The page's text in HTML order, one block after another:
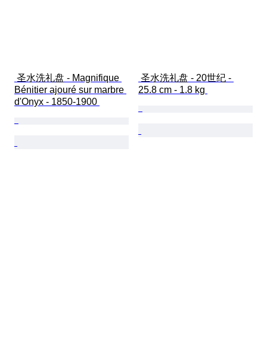
Bénitier ajouré sur marbre
d'Onyx - 1850-1900
25.8 cm - 1.8 kg